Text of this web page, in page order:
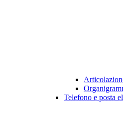
Telefono e posta